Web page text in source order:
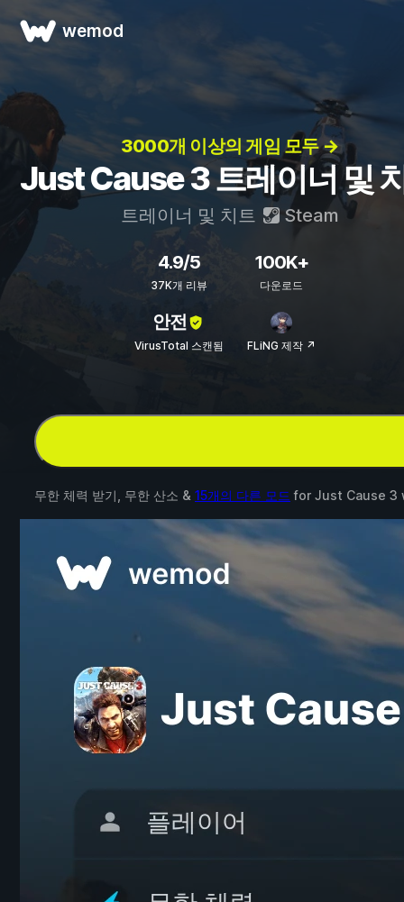
wemod
3000개 이상의 게임 모두 →
Just Cause 3 트레이너 및
트레이너 및 치트 Steam
4.9/5
37K개 리뷰
100K+
다운로드
안전
VirusTotal 스캔됨 FLiNG 제작 ↗
무한 체력 받기, 무한 산소 & 15개의 다른 모드 for Just Cause 3